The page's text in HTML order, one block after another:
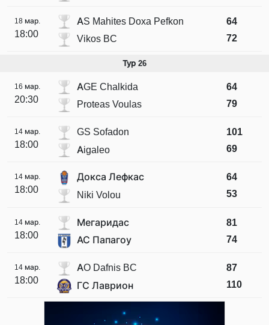
18 мар.
18:00
AS Mahites Doxa Pefkon
Vikos BC
64
72
Тур 26
16 мар.
20:30
AGE Chalkida
Proteas Voulas
64
79
14 мар.
18:00
GS Sofadon
Aigaleo
101
69
14 мар.
18:00
Докса Лефкас
Niki Volou
64
53
14 мар.
18:00
Мегаридас
АС Папагоу
81
74
14 мар.
18:00
AO Dafnis BC
ГС Лаврион
87
110